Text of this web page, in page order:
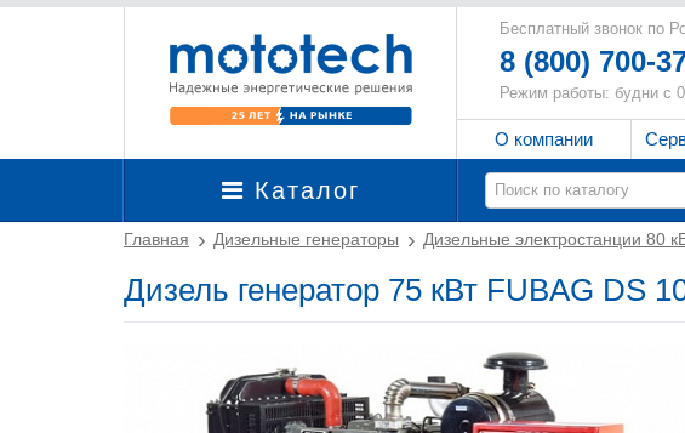
Бесплатный звонок по
8 (800) 700-
Режим работы: будни с
О компании
Каталог
Главная Дизельные генераторы Дизельные электростанции 80
Дизель генератор 75 кВт FUBAG DS